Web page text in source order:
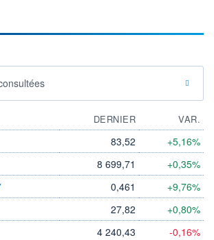
DERNIER
VAR.
83,52 +5,16%
8 699,71 +0,35%
0,461 +9,76%
27,82 +0,80%
4 240,43 -0,16%